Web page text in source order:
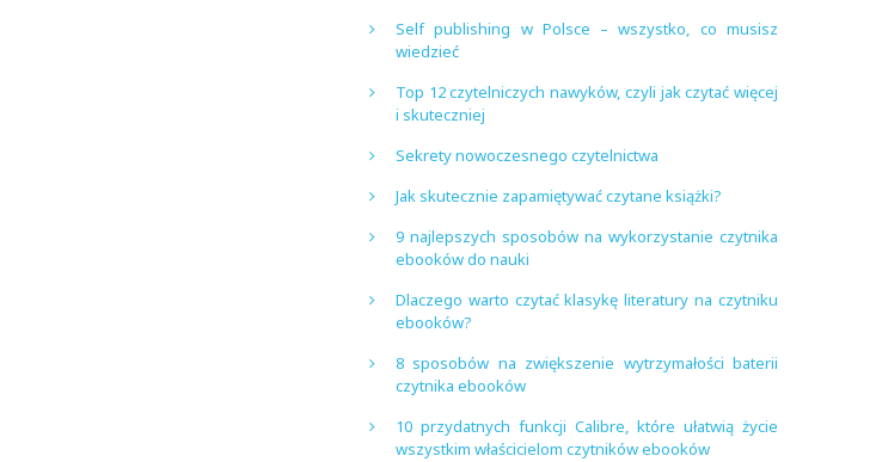
Self publishing w Polsce – wszystko, co musisz
wiedzieć
Top 12 czytelniczych nawyków, czyli jak czytać więcej
i skuteczniej
Sekrety nowoczesnego czytelnictwa
Jak skutecznie zapamiętywać czytane książki?
9 najlepszych sposobów na wykorzystanie czytnika
ebooków do nauki
Dlaczego warto czytać klasykę literatury na czytniku
ebooków?
8 sposobów na zwiększenie wytrzymałości baterii
czytnika ebooków
10 przydatnych funkcji Calibre, które ułatwią życie
wszystkim właścicielom czytników ebooków